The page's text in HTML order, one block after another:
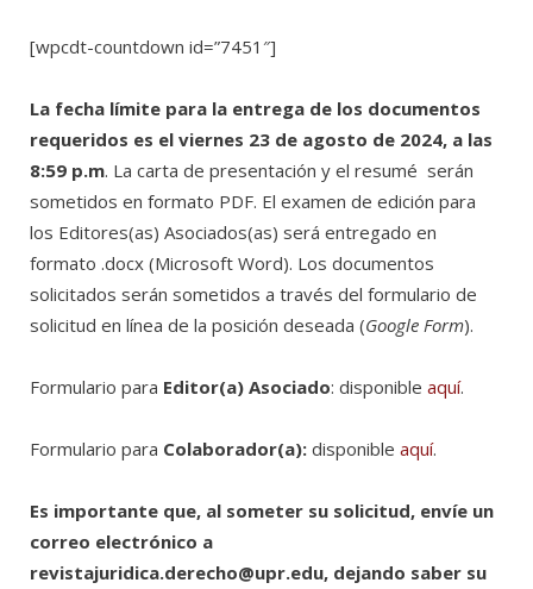
[wpcdt-countdown id=”7451″]
La fecha límite para la entrega de los documentos
requeridos es el viernes 23 de agosto de 2024, a las
8:59 p.m. La carta de presentación y el resumé serán
sometidos en formato PDF. El examen de edición para
los Editores(as) Asociados(as) será entregado en
formato .docx (Microsoft Word). Los documentos
solicitados serán sometidos a través del formulario de
solicitud en línea de la posición deseada (Google Form).
Formulario para Editor(a) Asociado: disponible aquí.
Formulario para Colaborador(a): disponible aquí.
Es importante que, al someter su solicitud, envíe un
correo electrónico a
revistajuridica.derecho@upr.edu, dejando saber su